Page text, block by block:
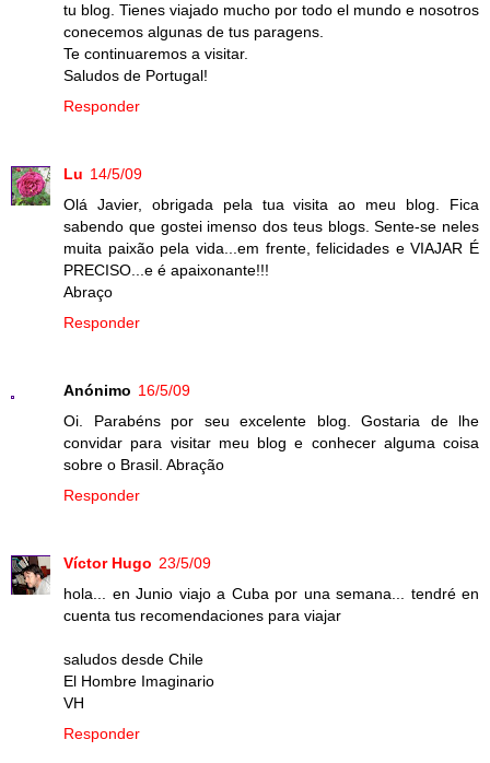
tu blog. Tienes viajado mucho por todo el mundo e nosotros
conecemos algunas de tus paragens.
Te continuaremos a visitar.
Saludos de Portugal!
Responder
Lu 14/5/09
Olá Javier, obrigada pela tua visita ao meu blog. Fica
sabendo que gostei imenso dos teus blogs. Sente-se neles
muita paixão pela vida...em frente, felicidades e VIAJAR É
PRECISO...e é apaixonante!!!
Abraço
Responder
Anónimo 16/5/09
Oi. Parabéns por seu excelente blog. Gostaria de lhe
convidar para visitar meu blog e conhecer alguma coisa
sobre o Brasil. Abração
Responder
Víctor Hugo 23/5/09
hola... en Junio viajo a Cuba por una semana... tendré en
cuenta tus recomendaciones para viajar
saludos desde Chile
El Hombre Imaginario
VH
Responder